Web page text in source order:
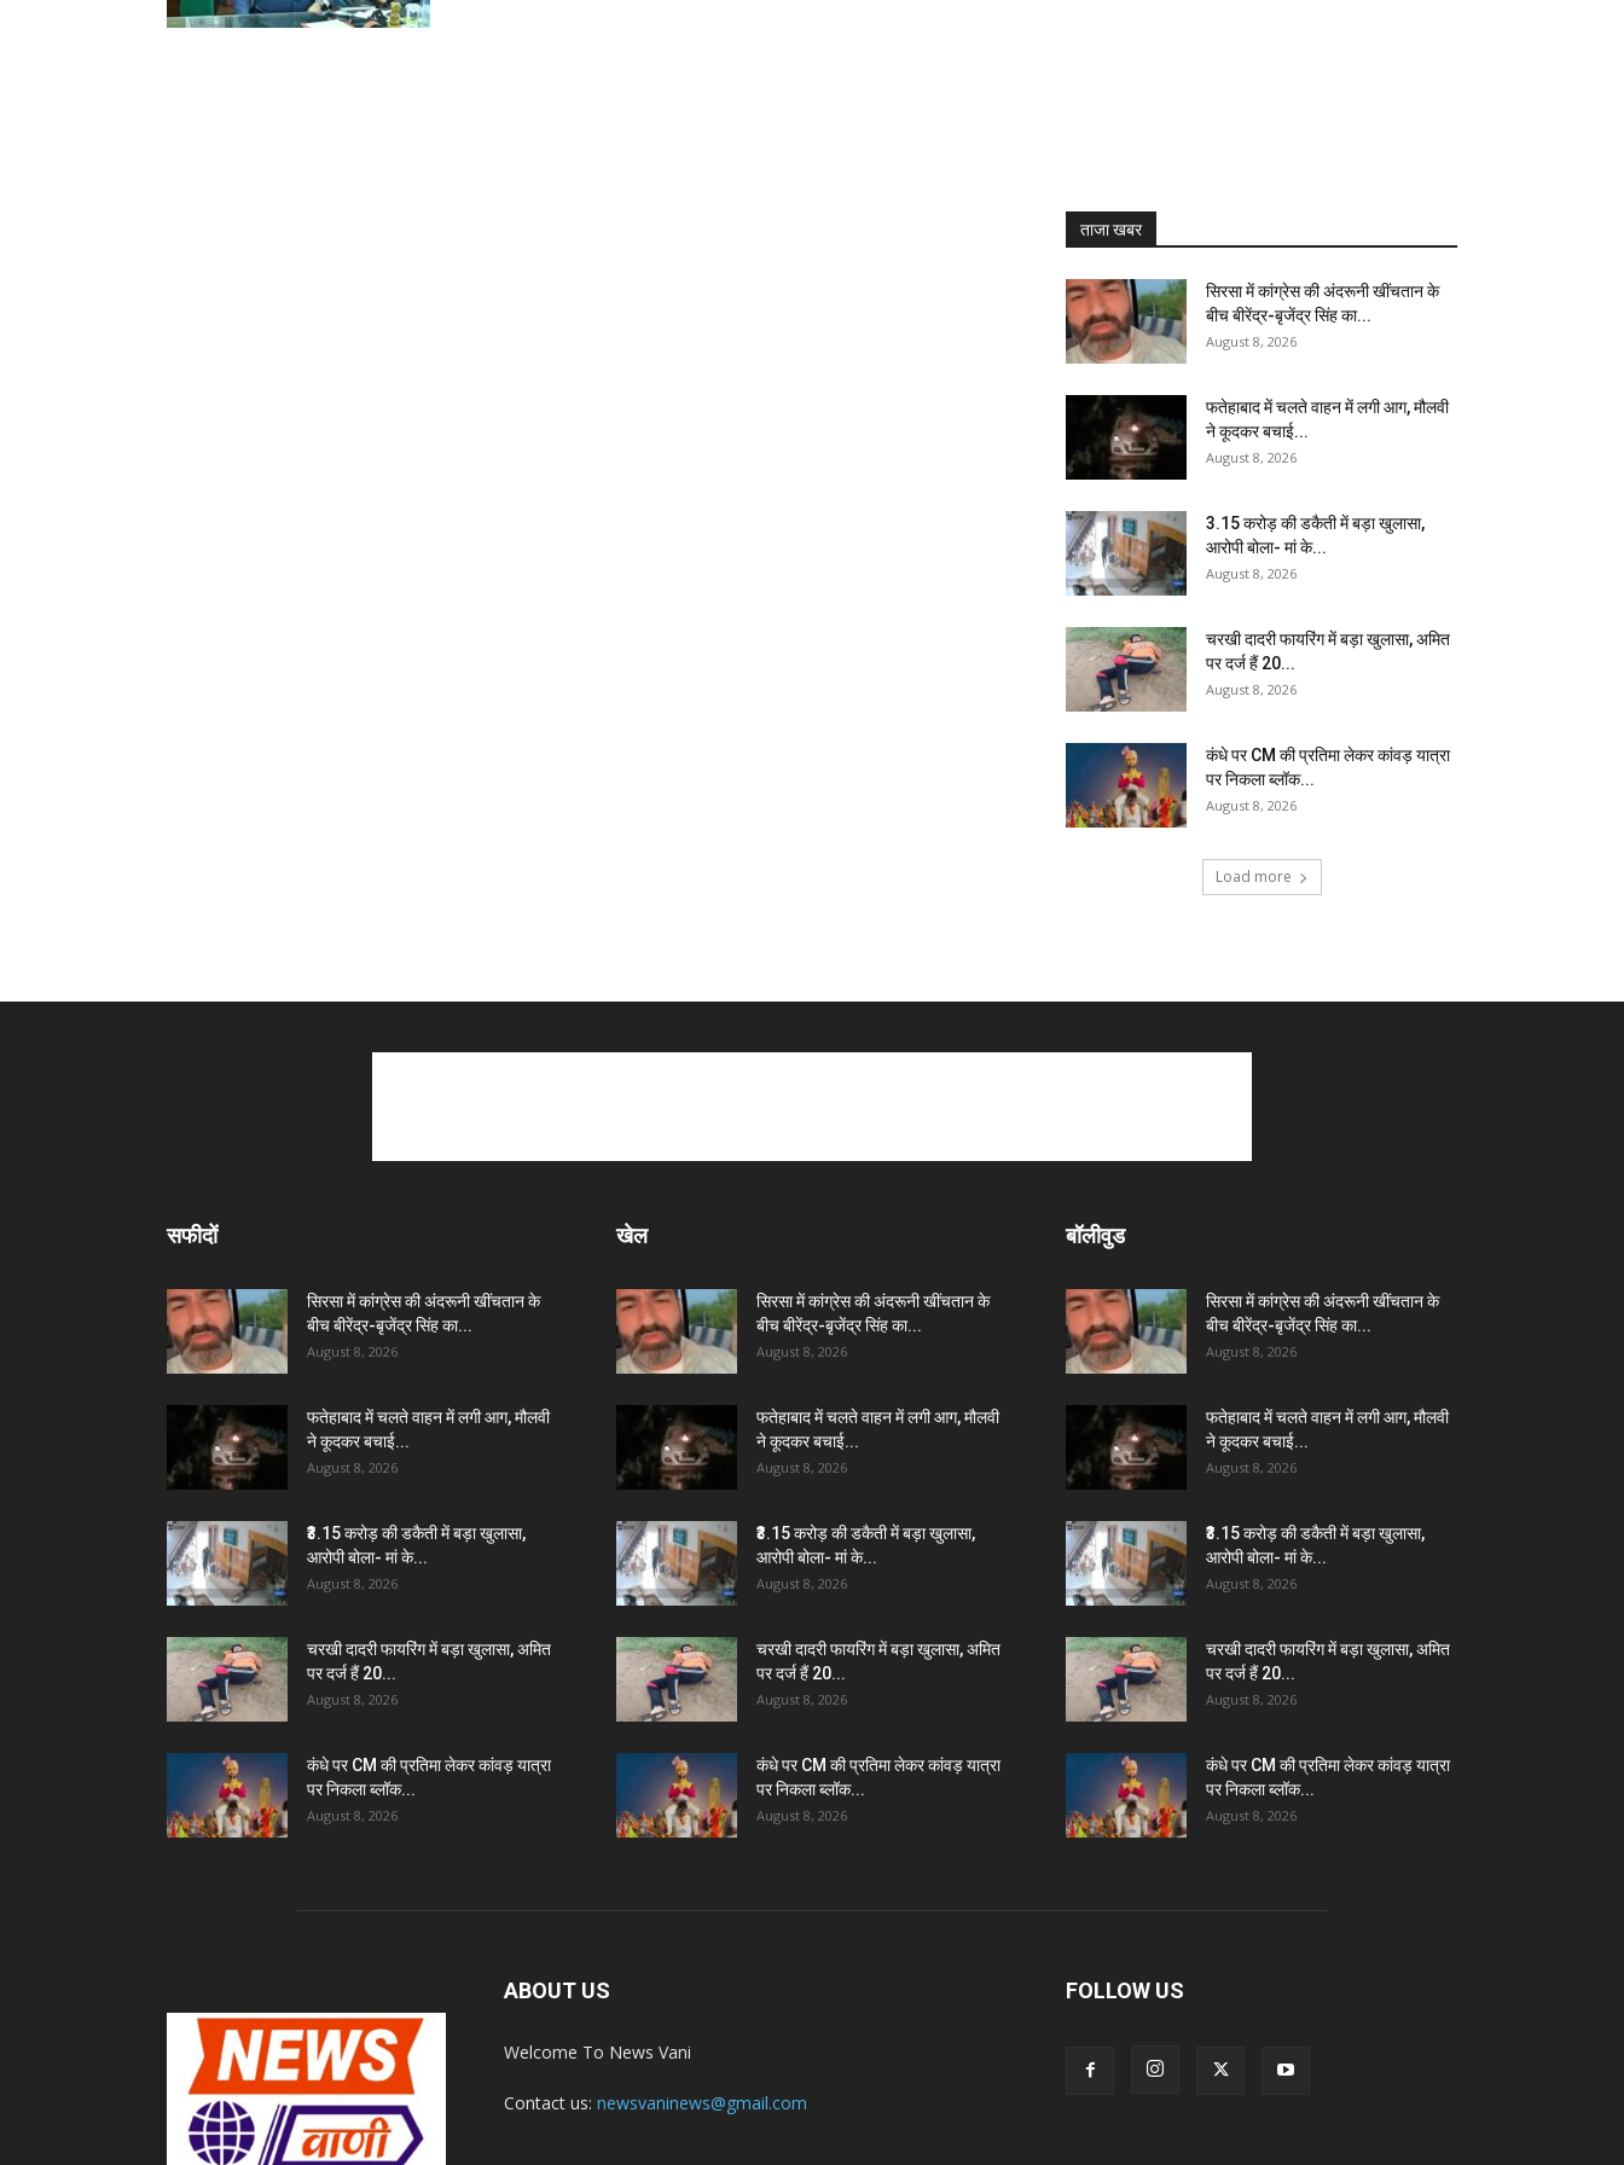
ताजा खबर
सिरसा में कांग्रेस की अंदरूनी खींचतान के
बीच बीरेंद्र-बृजेंद्र सिंह का...
August 8, 2026
फतेहाबाद में चलते वाहन में लगी आग, मौलवी
ने कूदकर बचाई...
August 8, 2026
₹3.15 करोड़ की डकैती में बड़ा खुलासा,
आरोपी बोला- मां के...
August 8, 2026
चरखी दादरी फायरिंग में बड़ा खुलासा, अमित
पर दर्ज हैं 20...
August 8, 2026
कंधे पर CM की प्रतिमा लेकर कांवड़ यात्रा
पर निकला ब्लॉक...
August 8, 2026
Load more
सफीदों
सिरसा में कांग्रेस की अंदरूनी खींचतान के
बीच बीरेंद्र-बृजेंद्र सिंह का...
August 8, 2026
फतेहाबाद में चलते वाहन में लगी आग, मौलवी
ने कूदकर बचाई...
August 8, 2026
₹3.15 करोड़ की डकैती में बड़ा खुलासा,
आरोपी बोला- मां के...
August 8, 2026
चरखी दादरी फायरिंग में बड़ा खुलासा, अमित
पर दर्ज हैं 20...
August 8, 2026
कंधे पर CM की प्रतिमा लेकर कांवड़ यात्रा
पर निकला ब्लॉक...
August 8, 2026
खेल
सिरसा में कांग्रेस की अंदरूनी खींचतान के
बीच बीरेंद्र-बृजेंद्र सिंह का...
August 8, 2026
फतेहाबाद में चलते वाहन में लगी आग, मौलवी
ने कूदकर बचाई...
August 8, 2026
₹3.15 करोड़ की डकैती में बड़ा खुलासा,
आरोपी बोला- मां के...
August 8, 2026
चरखी दादरी फायरिंग में बड़ा खुलासा, अमित
पर दर्ज हैं 20...
August 8, 2026
कंधे पर CM की प्रतिमा लेकर कांवड़ यात्रा
पर निकला ब्लॉक...
August 8, 2026
बॉलीवुड
सिरसा में कांग्रेस की अंदरूनी खींचतान के
बीच बीरेंद्र-बृजेंद्र सिंह का...
August 8, 2026
फतेहाबाद में चलते वाहन में लगी आग, मौलवी
ने कूदकर बचाई...
August 8, 2026
₹3.15 करोड़ की डकैती में बड़ा खुलासा,
आरोपी बोला- मां के...
August 8, 2026
चरखी दादरी फायरिंग में बड़ा खुलासा, अमित
पर दर्ज हैं 20...
August 8, 2026
कंधे पर CM की प्रतिमा लेकर कांवड़ यात्रा
पर निकला ब्लॉक...
August 8, 2026
ABOUT US
Welcome To News Vani
Contact us: newsvaninews@gmail.com
FOLLOW US